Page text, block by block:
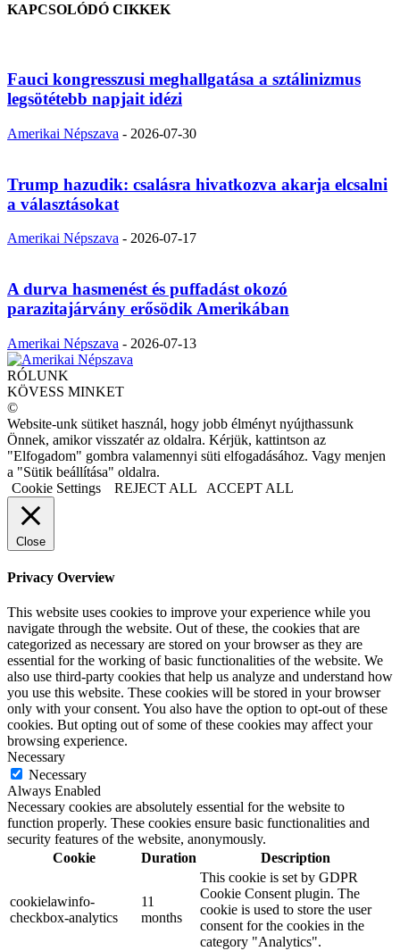
KAPCSOLÓDÓ CIKKEK
Fauci kongresszusi meghallgatása a sztálinizmus
legsötétebb napjait idézi
Amerikai Népszava - 2026-07-30
Trump hazudik: csalásra hivatkozva akarja elcsalni
a választásokat
Amerikai Népszava - 2026-07-17
A durva hasmenést és puffadást okozó
parazitajárvány erősödik Amerikában
Amerikai Népszava - 2026-07-13
RÓLUNK
KÖVESS MINKET
©
Website-unk sütiket használ, hogy jobb élményt nyújthassunk
Önnek, amikor visszatér az oldalra. Kérjük, kattintson az
"Elfogadom" gombra valamennyi süti elfogadásához. Vagy menjen
a "Sütik beállítása" oldalra.
Cookie Settings
REJECT ALL ACCEPT ALL
Close
Privacy Overview
This website uses cookies to improve your experience while you
navigate through the website. Out of these, the cookies that are
categorized as necessary are stored on your browser as they are
essential for the working of basic functionalities of the website. We
also use third-party cookies that help us analyze and understand how
you use this website. These cookies will be stored in your browser
only with your consent. You also have the option to opt-out of these
cookies. But opting out of some of these cookies may affect your
browsing experience.
Necessary
Necessary
Always Enabled
Necessary cookies are absolutely essential for the website to
function properly. These cookies ensure basic functionalities and
security features of the website, anonymously.
Cookie
Duration Description
cookielawinfo-
checkbox-analytics
11
months
This cookie is set by GDPR
Cookie Consent plugin. The
cookie is used to store the user
consent for the cookies in the
category "Analytics".